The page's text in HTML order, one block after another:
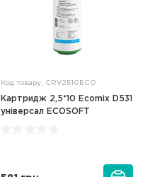
Код товару: CRV2510ECO
Картридж 2,5*10 Ecomix D531
універсал ECOSOFT